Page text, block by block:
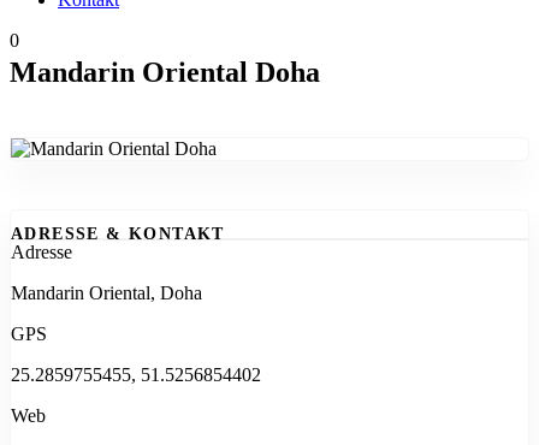
0
Mandarin Oriental Doha
ADRESSE & KONTAKT
Adresse
Mandarin Oriental, Doha
GPS
25.2859755455, 51.5256854402
Web